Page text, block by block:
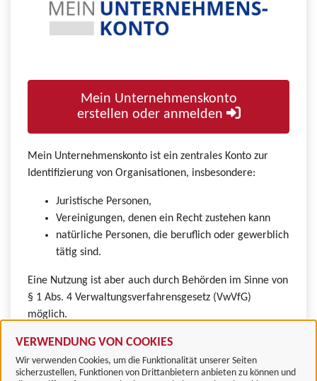
VERWENDUNG VON COOKIES
Wir verwenden Cookies, um die Funktionalität unserer Seiten
sicherzustellen, Funktionen von Drittanbietern anbieten zu können und
Mein Unternehmenskonto
erstellen oder anmelden
Mein Unternehmenskonto ist ein zentrales Konto zur
Identifizierung von Organisationen, insbesondere:
Juristische Personen,
Vereinigungen, denen ein Recht zustehen kann
natürliche Personen, die beruflich oder gewerblich
tätig sind.
Eine Nutzung ist aber auch durch Behörden im Sinne von
§ 1 Abs. 4 Verwaltungsverfahrensgesetz (VwVfG)
möglich.